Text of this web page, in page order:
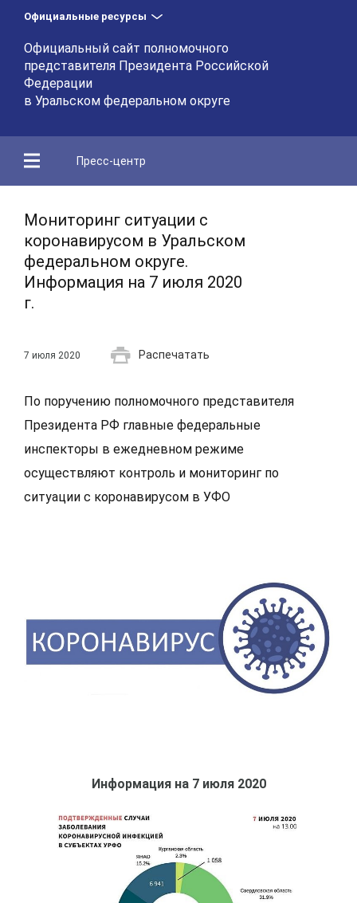
Официальные ресурсы
Официальный сайт полномочного
представителя Президента Российской
Федерации
в Уральском федеральном округе
Пресс-центр
Мониторинг ситуации с
коронавирусом в Уральском
федеральном округе.
Информация на 7 июля 2020
г.
7 июля 2020 Распечатать
По поручению полномочного представителя
Президента РФ главные федеральные
инспекторы в ежедневном режиме
осуществляют контроль и мониторинг по
ситуации с коронавирусом в УФО
Информация на 7 июля 2020